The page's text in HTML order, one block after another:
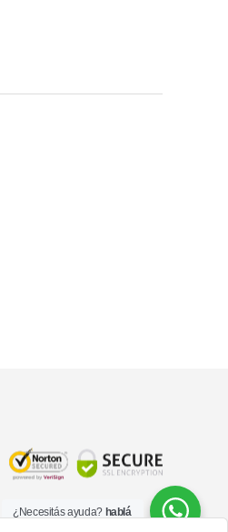
¿Necesitás ayuda? hablá